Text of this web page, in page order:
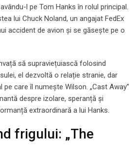
l pe Tom Hanks în rolul principal.
lui Chuck Noland, un angajat FedEx
accident de avion și se găsește pe o
să supraviețuiască folosind
el dezvoltă o relație stranie, dar
care îl numește Wilson. „Cast Away”
despre izolare, speranță și
extraordinară a lui Hanks.
frigului: „The